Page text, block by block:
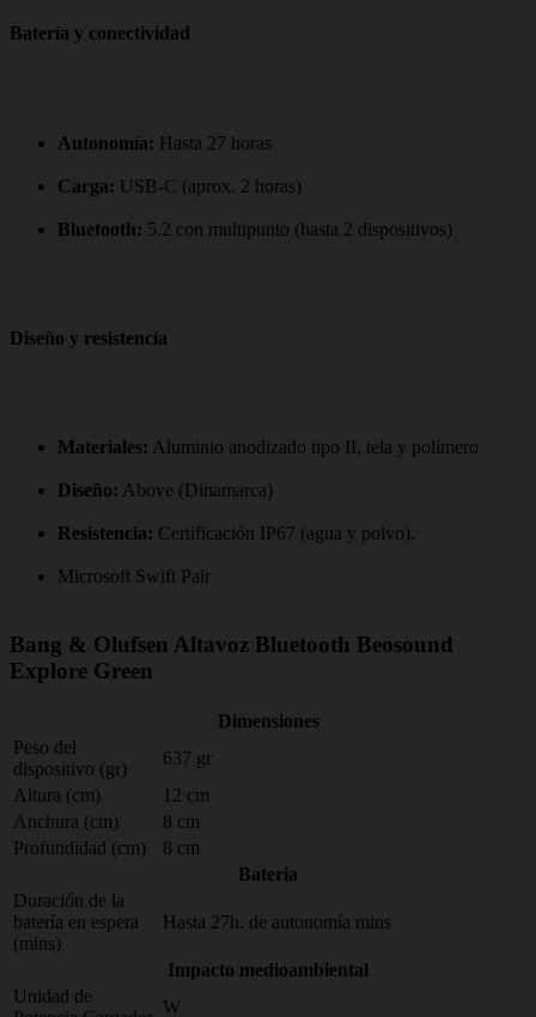
Batería y conectividad
Autonomía: Hasta 27 horas
Carga: USB-C (aprox. 2 horas)
Bluetooth: 5.2 con multipunto (hasta 2 dispositivos)
Diseño y resistencia
Materiales: Aluminio anodizado tipo II, tela y polímero
Diseño: Above (Dinamarca)
Resistencia: Certificación IP67 (agua y polvo).
Microsoft Swift Pair
Bang & Olufsen Altavoz Bluetooth Beosound
Explore Green
Dimensiones
Peso del
dispositivo (gr)
637 gr
Altura (cm)
12 cm
Anchura (cm)
8 cm
Profundidad (cm)
8 cm
Bateria
Duración de la
batería en espera
(mins)
Hasta 27h. de autonomía mins
Impacto medioambiental
Unidad de
W